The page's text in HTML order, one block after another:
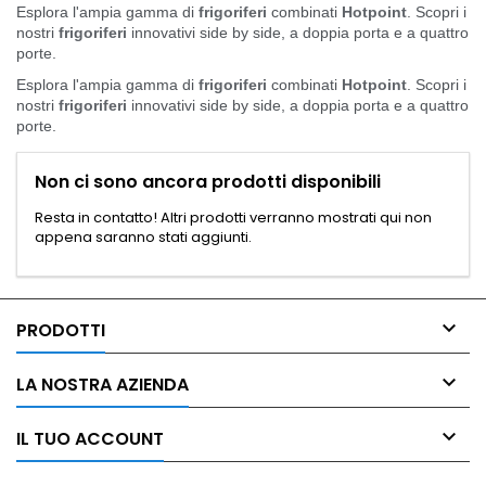
Esplora l'ampia gamma di frigoriferi combinati Hotpoint . Scopri i
nostri frigoriferi innovativi side by side, a doppia porta e a quattro
porte.
Esplora l'ampia gamma di frigoriferi combinati Hotpoint . Scopri i
nostri frigoriferi innovativi side by side, a doppia porta e a quattro
porte.
Non ci sono ancora prodotti disponibili
Resta in contatto! Altri prodotti verranno mostrati qui non
appena saranno stati aggiunti.
PRODOTTI 
LA NOSTRA AZIENDA 
IL TUO ACCOUNT 